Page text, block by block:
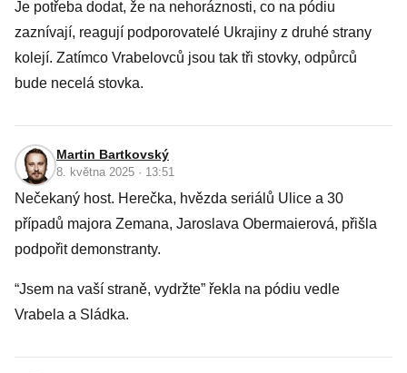
Je potřeba dodat, že na nehoráznosti, co na pódiu
zaznívají, reagují podporovatelé Ukrajiny z druhé strany
kolejí. Zatímco Vrabelovců jsou tak tři stovky, odpůrců
bude necelá stovka.
Martin Bartkovský
8. května 2025 · 13:51
Nečekaný host. Herečka, hvězda seriálů Ulice a 30
případů majora Zemana, Jaroslava Obermaierová, přišla
podpořit demonstranty.
“Jsem na vaší straně, vydržte” řekla na pódiu vedle
Vrabela a Sládka.